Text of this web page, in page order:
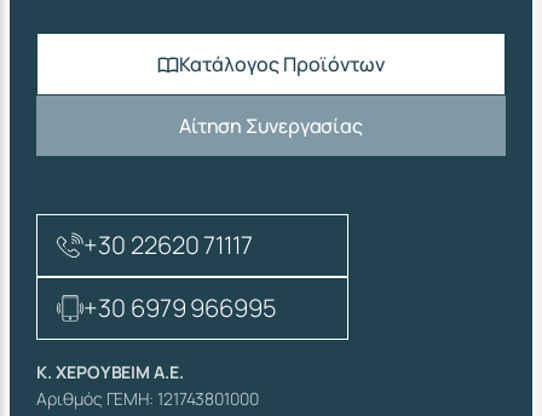
Κατάλογος Προϊόντων
Αίτηση Συνεργασίας
+30 22620 71117
+30 6979 966995
Κ. ΧΕΡΟΥΒΕΙΜ Α.Ε.
Αριθμός ΓΕΜΗ: 121743801000